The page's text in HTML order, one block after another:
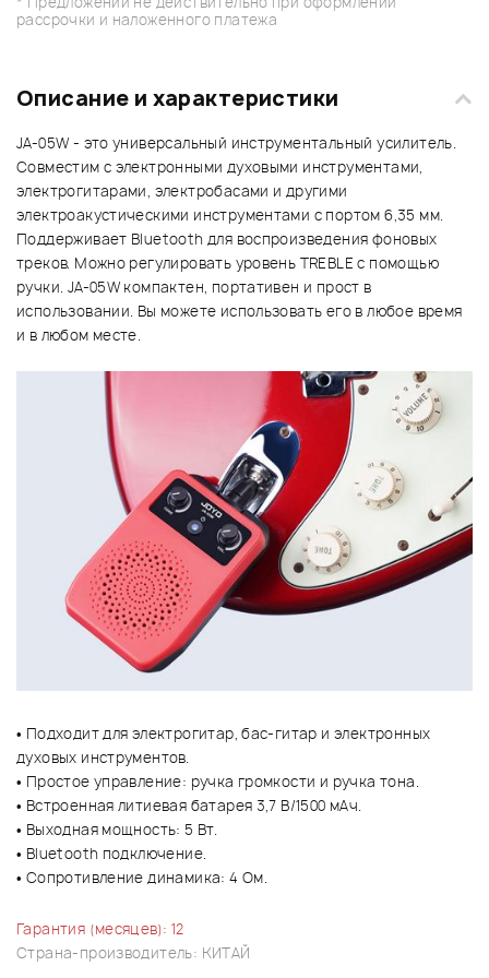
рассрочки и наложенного платежа
Описание и характеристики
JA-05W - это универсальный инструментальный усилитель.
Совместим с электронными духовыми инструментами,
электрогитарами, электробасами и другими
электроакустическими инструментами с портом 6,35 мм.
Поддерживает Bluetooth для воспроизведения фоновых
треков. Можно регулировать уровень TREBLE с помощью
ручки. JA-05W компактен, портативен и прост в
использовании. Вы можете использовать его в любое время
и в любом месте.
• Подходит для электрогитар, бас-гитар и электронных
духовых инструментов.
• Простое управление: ручка громкости и ручка тона.
• Встроенная литиевая батарея 3,7 В/1500 мАч.
• Выходная мощность: 5 Вт.
• Bluetooth подключение.
• Сопротивление динамика: 4 Ом.
Гарантия (месяцев): 12
Страна-производитель: КИТАЙ